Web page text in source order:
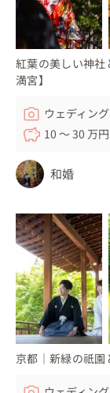
紅葉の美しい神
満宮】
ウェディン
10 〜 30 万円
和婚
京都｜新緑の祇